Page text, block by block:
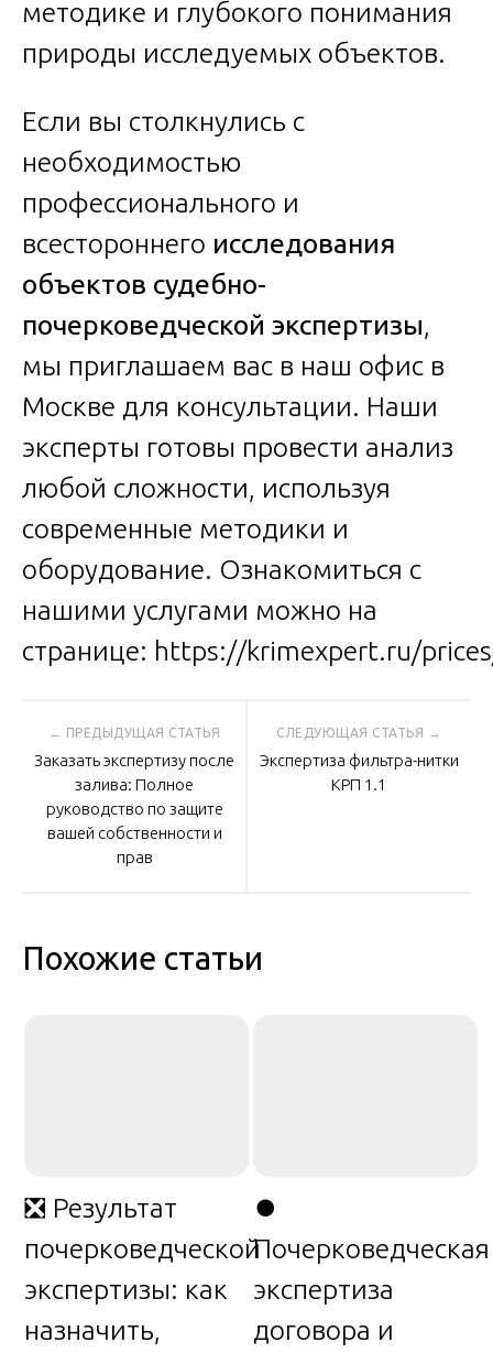
методике и глубокого понимания
природы исследуемых объектов.
Если вы столкнулись с
необходимостью
профессионального и
всестороннего исследования
объектов судебно-
почерковедческой экспертизы,
мы приглашаем вас в наш офис в
Москве для консультации. Наши
эксперты готовы провести анализ
любой сложности, используя
современные методики и
оборудование. Ознакомиться с
нашими услугами можно на
странице: https://krimexpert.ru/
Навигация
записям
Заказать экспертизу после
залива: Полное
руководство по защите
вашей собственности и
прав
Экспертиза фильтра-нитки
КРП 1.1
Похожие статьи
❎ Результат
почерковедческой
экспертизы: как
назначить,
⏺️
Почерковедческая
экспертиза
договора и